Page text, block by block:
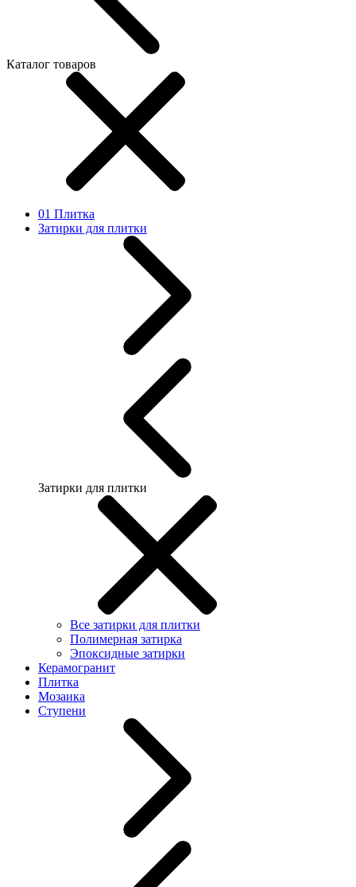
Каталог товаров
01 Плитка
Затирки для плитки
Затирки для плитки
Все затирки для плитки
Полимерная затирка
Эпоксидные затирки
Керамогранит
Плитка
Мозаика
Ступени